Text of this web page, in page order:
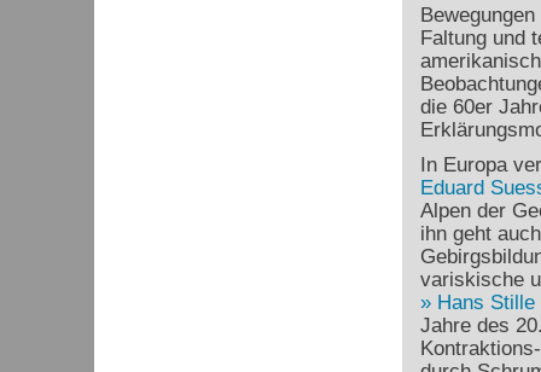
Faltung und
die 60er
In Europa
Eduard
Alpen der
ihn geht
variskische
Hans Stille
Jahre des